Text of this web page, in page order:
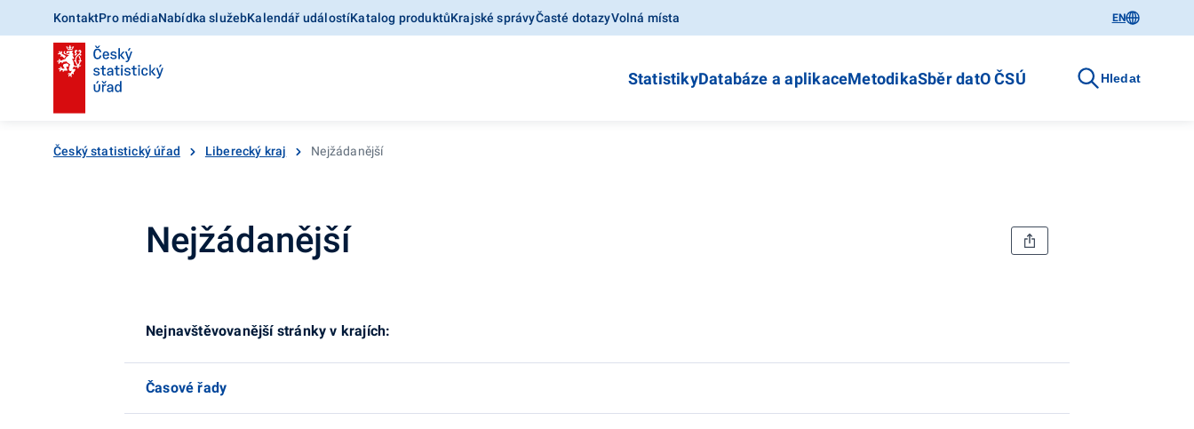
KontaktPro médiaNabídka služebKalendář událostíKatalog produktůKrajské správyČasté dotazyVolná místa EN
StatistikyDatabáze a aplikaceMetodikaSběr datO ČSÚ Hledat
Český statistický úřad Liberecký kraj Nejžádanější
Nejžádanější
Nejnavštěvovanější stránky v krajích:
Časové řady